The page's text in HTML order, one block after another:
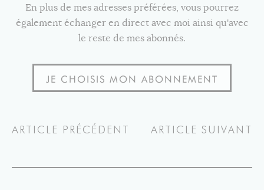
En plus de mes adresses préférées, vous pourrez
également échanger en direct avec moi ainsi qu'avec
le reste de mes abonnés.
JE CHOISIS MON ABONNEMENT
ARTICLE PRÉCÉDENT ARTICLE SUIVANT